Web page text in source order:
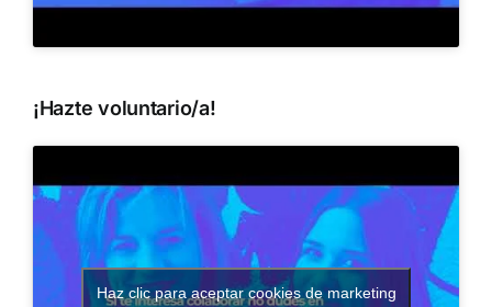
¡Hazte voluntario/a!
Haz clic para aceptar cookies de marketing